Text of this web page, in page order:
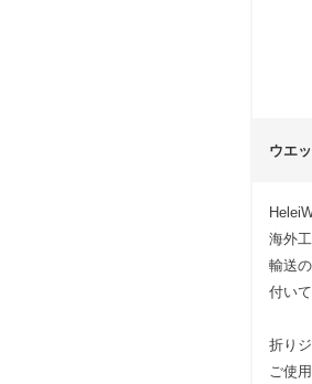
ウエ
海外
輸送
付い
折り
ご使